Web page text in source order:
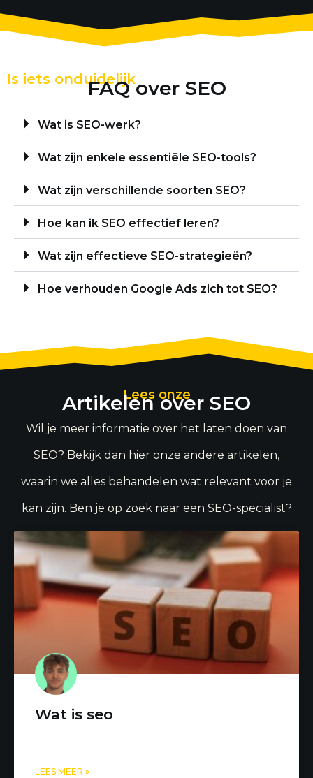
Is iets onduidelijkFAQ over SEO
Wat is SEO-werk?
Wat zijn enkele essentiële SEO-tools?
Wat zijn verschillende soorten SEO?
Hoe kan ik SEO effectief leren?
Wat zijn effectieve SEO-strategieën?
Hoe verhouden Google Ads zich tot SEO?
Lees onze
Artikelen over SEO
Wil je meer informatie over het laten doen van
SEO? Bekijk dan hier onze andere artikelen,
waarin we alles behandelen wat relevant voor je
kan zijn. Ben je op zoek naar een SEO-specialist?
Wat is seo
LEES MEER »